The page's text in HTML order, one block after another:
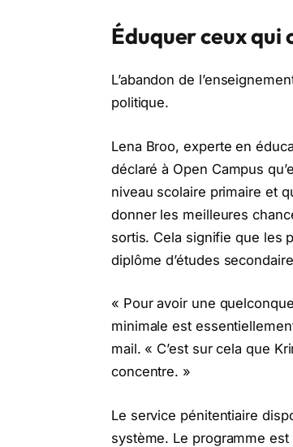
Éduquer ceux qui
L’abandon de
politique.
Lena Broo, experte en
déclaré à Open Campus
niveau scolaire primaire et
donner les meilleures
sortis. Cela signifie que les
diplôme d’études
« Pour avoir une
minimale est
mail. « C’est sur cela que
concentre. »
Le service pénitentiaire
système. Le programme